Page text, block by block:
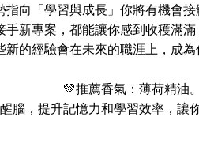
向「學習與成長」你將有機會
新專案，都能讓你感到收穫滿
新的經驗會在未來的職涯上，成為
💚推薦香氣：薄荷精油。
腦，提升記憶力和學習效率，讓